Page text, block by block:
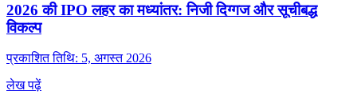
2026 की IPO लहर का मध्यांतर: निजी दिग्गज और सूचीबद्ध
विकल्प
प्रकाशित तिथि: 5, अगस्त 2026
लेख पढ़ें